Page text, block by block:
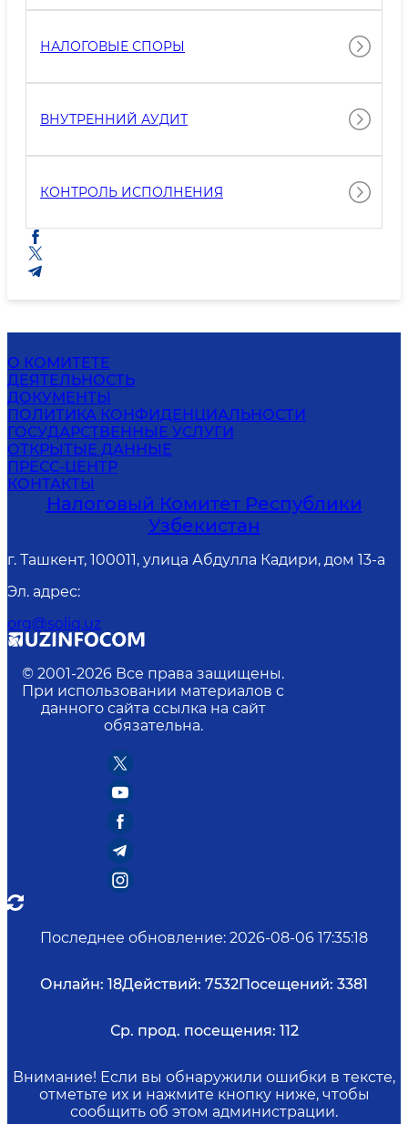
НАЛОГОВЫЕ СПОРЫ
ВНУТРЕННИЙ АУДИТ
КОНТРОЛЬ ИСПОЛНЕНИЯ
О КОМИТЕТЕ
ДЕЯТЕЛЬНОСТЬ
ДОКУМЕНТЫ
ПОЛИТИКА КОНФИДЕНЦИАЛЬНОСТИ
ГОСУДАРСТВЕННЫЕ УСЛУГИ
ОТКРЫТЫЕ ДАННЫЕ
ПРЕСС-ЦЕНТР
КОНТАКТЫ
Налоговый Комитет Республики
Узбекистан
г. Ташкент, 100011, улица Абдулла Кадири, дом 13-а
Эл. адрес:
org@soliq.uz
© 2001-2026 Все права защищены.
При использовании материалов с
данного сайта ссылка на сайт
обязательна.
Последнее обновление: 2026-08-06 17:35:18
Онлайн: 18Действий: 7532Посещений: 3381
Ср. прод. посещения: 112
Внимание! Если вы обнаружили ошибки в тексте,
отметьте их и нажмите кнопку ниже, чтобы
сообщить об этом администрации.